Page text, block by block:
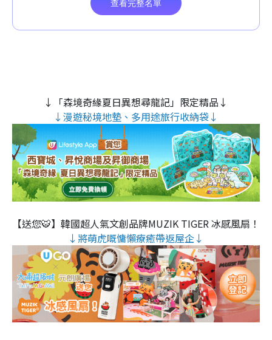
↓「森境奇緣夏日異想尋龍記」限定精品↓
↓漫遊秘境地墊、多用途旅行收納袋↓
【送您🐯】韓國超人氣文創品牌MUZIK TIGER 冰感風扇！
↓將萌虎嘅慵懶療癒帶返屋企↓